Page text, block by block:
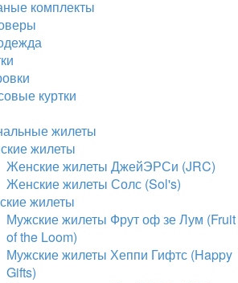
комплекты
куртки
жилеты
жилеты
Женские жилеты ДжейЭРСи (JRC)
Женские жилеты Солс (Sol's)
жилеты
Мужские жилеты Фрут оф зе Лум (Fruit
of the Loom)
Мужские жилеты Хеппи Гифтс (Happy
Gifts)